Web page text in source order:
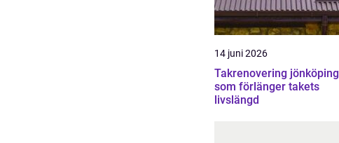
14 juni 2026
Takrenovering jönköping
som förlänger takets
livslängd